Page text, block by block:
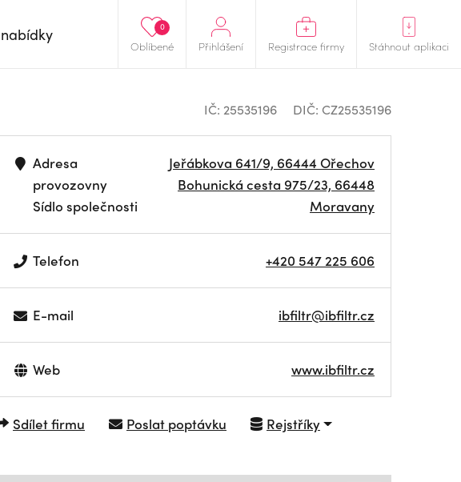
Oblíbené
0
Přihlášení Registrace firmy Stáhnout aplikaci
IČ: 25535196 DIČ: CZ25535196
Adresa
provozovny
Sídlo společnosti
Jeřábkova 641/9, 66444 Ořechov
Bohunická cesta 975/23, 66448
Moravany
Telefon +420 547 225 606
E-mail ibfiltr@ibfiltr.cz
Web www.ibfiltr.cz
Sdílet firmu Poslat poptávku Rejstříky